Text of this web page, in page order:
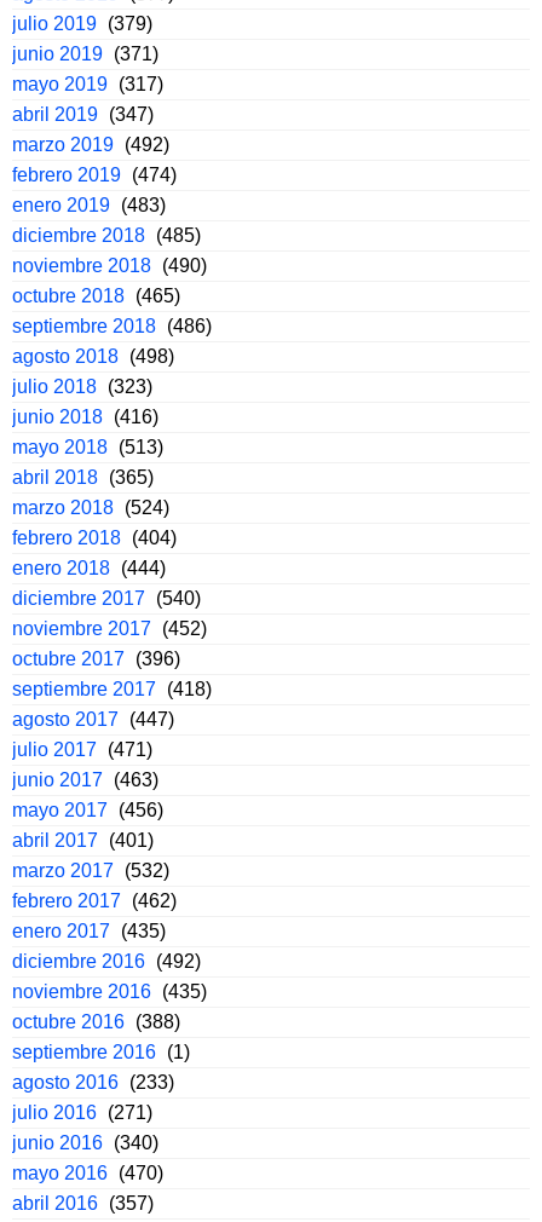
julio 2019 (379)
junio 2019 (371)
mayo 2019 (317)
abril 2019 (347)
marzo 2019 (492)
febrero 2019 (474)
enero 2019 (483)
diciembre 2018 (485)
noviembre 2018 (490)
octubre 2018 (465)
septiembre 2018 (486)
agosto 2018 (498)
julio 2018 (323)
junio 2018 (416)
mayo 2018 (513)
abril 2018 (365)
marzo 2018 (524)
febrero 2018 (404)
enero 2018 (444)
diciembre 2017 (540)
noviembre 2017 (452)
octubre 2017 (396)
septiembre 2017 (418)
agosto 2017 (447)
julio 2017 (471)
junio 2017 (463)
mayo 2017 (456)
abril 2017 (401)
marzo 2017 (532)
febrero 2017 (462)
enero 2017 (435)
diciembre 2016 (492)
noviembre 2016 (435)
octubre 2016 (388)
septiembre 2016 (1)
agosto 2016 (233)
julio 2016 (271)
junio 2016 (340)
mayo 2016 (470)
abril 2016 (357)